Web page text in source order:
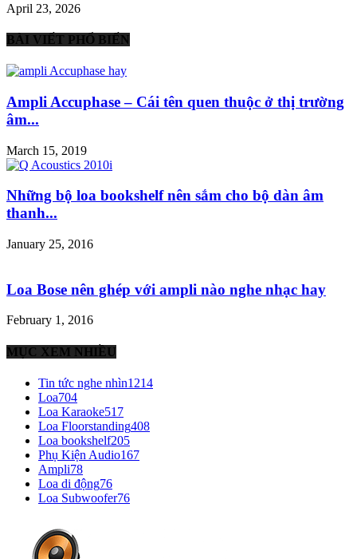
April 23, 2026
BÀI VIẾT PHỔ BIẾN
Ampli Accuphase – Cái tên quen thuộc ở thị trường
âm...
March 15, 2019
Những bộ loa bookshelf nên sắm cho bộ dàn âm
thanh...
January 25, 2016
Loa Bose nên ghép với ampli nào nghe nhạc hay
February 1, 2016
MỤC XEM NHIỀU
Tin tức nghe nhìn1214
Loa704
Loa Karaoke517
Loa Floorstanding408
Loa bookshelf205
Phụ Kiện Audio167
Ampli78
Loa di động76
Loa Subwoofer76